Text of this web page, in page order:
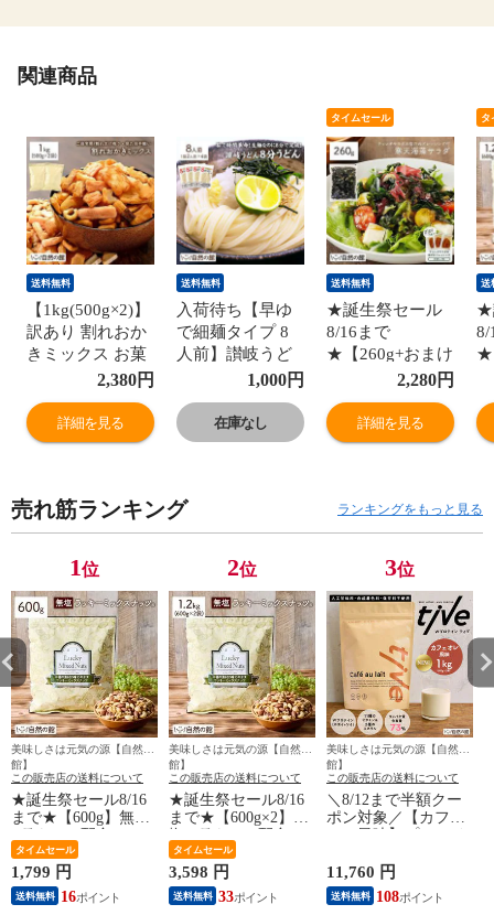
関連商品
送料無料
【1kg(500g×2)】
訳あり 割れおか
きミックス お菓
子 メガ盛り お茶
料無料 宅配便
2,380円
詳細を見る
送料無料
入荷待ち【早ゆ
で細麺タイプ 8
人前】讃岐うど
ん 8分うどん 送
易梱包) 食卓7we
1,000円
在庫なし
タイムセール
送料無料
★誕生祭セール
8/16まで
★【260g+おまけ
つき】寒天海藻
まとめ買いはペ
ージで案内中＞
健康 料理 訳あり
(簡易梱包) 宅配
2,280円
詳細を見る
タ
送
★
8/
★
売れ筋ランキング ランキングをもっと見る
1位
美味しさは元気の源【自然の
館】
この販売店の送料について
★誕生祭セール8/16
まで★【600g】無塩
4種ナッツ配合 ラッ
キーミックスナッツ
送料無料 お菓子 お
つまみ 製菓材料 大
容量 ポスト投函 訳
タイムセール
1,799 円
送料無料 16
2位
美味しさは元気の源【自然の
館】
この販売店の送料について
★誕生祭セール8/16
まで★【600g×2】無
塩 4種ナッツ配合 ラ
ッキーミックスナッ
ツ 送料無料 おつま
み 製菓材料 業務用
大容量 ポスト投函
タイムセール
3,598 円
送料無料 33
3位
美味しさは元気の源【自然の
館】
この販売店の送料について
＼8/12まで半額クー
ポン対象／【カフェ
オレ風味】プロテイ
ホエイ ソイ 国内製
造 乳酸菌入り WPC
製法 アミノ酸スコア
11,760 円
送料無料 108